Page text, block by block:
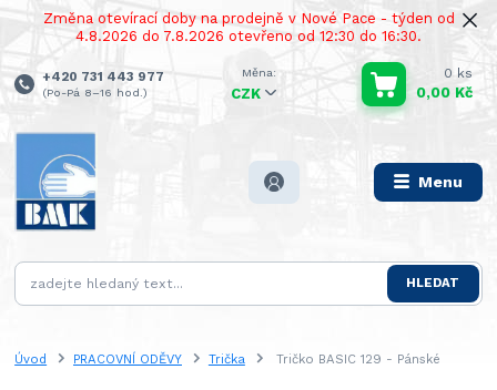
Změna otevírací doby na prodejně v Nové Pace - týden od
4.8.2026 do 7.8.2026 otevřeno od 12:30 do 16:30.
Menu
CZK
HLEDAT
+420 731 443 977
(Po-Pá 8–16 hod.)
0 ks
0,00 Kč
Úvod PRACOVNÍ ODĚVY Trička Tričko BASIC 129 - Pánské